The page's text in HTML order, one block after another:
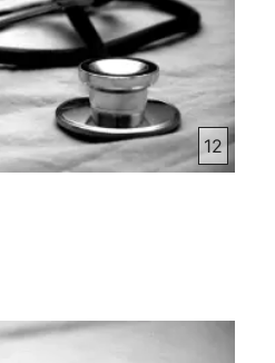
12